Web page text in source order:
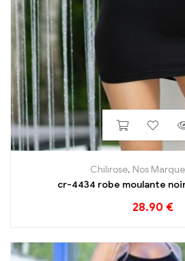
Chilirose, Nos
cr-4434 robe moulante
28.90 €